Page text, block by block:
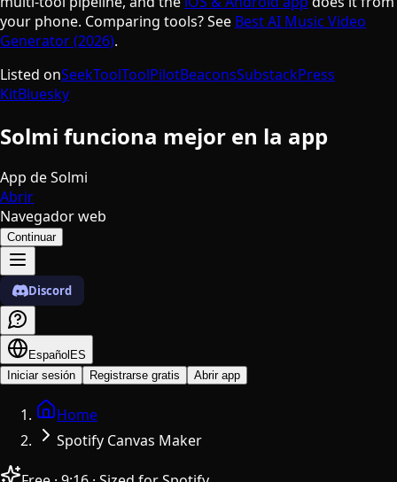
your phone. Comparing tools? See Best AI Music Video
Generator (2026).
Listed onSeekToolToolPilotBeaconsSubstackPress
KitBluesky
Solmi funciona mejor en la app
App de Solmi
Abrir
Navegador web
Continuar
Discord
Español ES
Iniciar sesión
Registrarse gratis Abrir app
Home
Spotify Canvas Maker